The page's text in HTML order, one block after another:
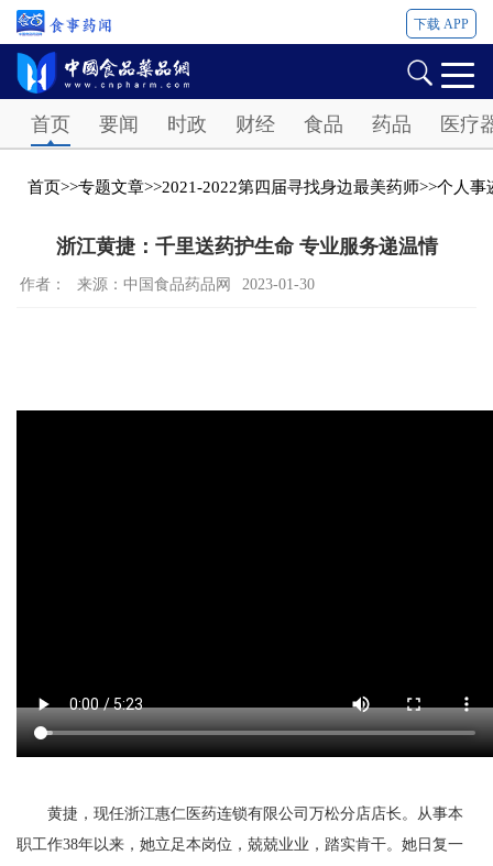
下载 APP
首页 要闻 时政 财经 食品 药品 医疗
首页>>专题文章>>2021-2022第四届寻找身边最美药师>>个人事
浙江黄捷：千里送药护生命 专业服务递温情
作者： 来源：中国食品药品网 2023-01-30
黄捷，现任浙江惠仁医药连锁有限公司万松分店店长。从事本
职工作38年以来，她立足本岗位，兢兢业业，踏实肯干。她日复一